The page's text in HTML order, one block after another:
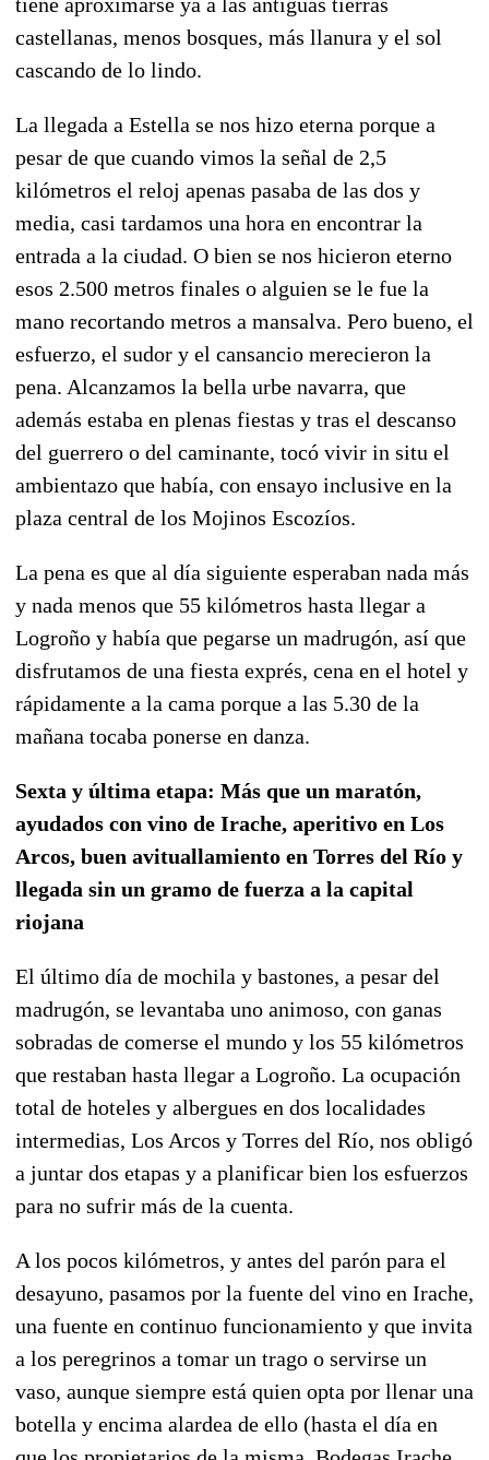
castellanas, menos bosques, más llanura y el sol
cascando de lo lindo.
La llegada a Estella se nos hizo eterna porque a
pesar de que cuando vimos la señal de 2,5
kilómetros el reloj apenas pasaba de las dos y
media, casi tardamos una hora en encontrar la
entrada a la ciudad. O bien se nos hicieron eterno
esos 2.500 metros finales o alguien se le fue la
mano recortando metros a mansalva. Pero bueno, el
esfuerzo, el sudor y el cansancio merecieron la
pena. Alcanzamos la bella urbe navarra, que
además estaba en plenas fiestas y tras el descanso
del guerrero o del caminante, tocó vivir in situ el
ambientazo que había, con ensayo inclusive en la
plaza central de los Mojinos Escozíos.
La pena es que al día siguiente esperaban nada más
y nada menos que 55 kilómetros hasta llegar a
Logroño y había que pegarse un madrugón, así que
disfrutamos de una fiesta exprés, cena en el hotel y
rápidamente a la cama porque a las 5.30 de la
mañana tocaba ponerse en danza.
Sexta y última etapa: Más que un maratón,
ayudados con vino de Irache, aperitivo en Los
Arcos, buen avituallamiento en Torres del Río y
llegada sin un gramo de fuerza a la capital
riojana
El último día de mochila y bastones, a pesar del
madrugón, se levantaba uno animoso, con ganas
sobradas de comerse el mundo y los 55 kilómetros
que restaban hasta llegar a Logroño. La ocupación
total de hoteles y albergues en dos localidades
intermedias, Los Arcos y Torres del Río, nos obligó
a juntar dos etapas y a planificar bien los esfuerzos
para no sufrir más de la cuenta.
A los pocos kilómetros, y antes del parón para el
desayuno, pasamos por la fuente del vino en Irache,
una fuente en continuo funcionamiento y que invita
a los peregrinos a tomar un trago o servirse un
vaso, aunque siempre está quien opta por llenar una
botella y encima alardea de ello (hasta el día en